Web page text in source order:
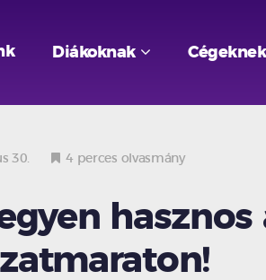
Diákoknak Cégeknek
30. 4 perces olvasmány
hasznos